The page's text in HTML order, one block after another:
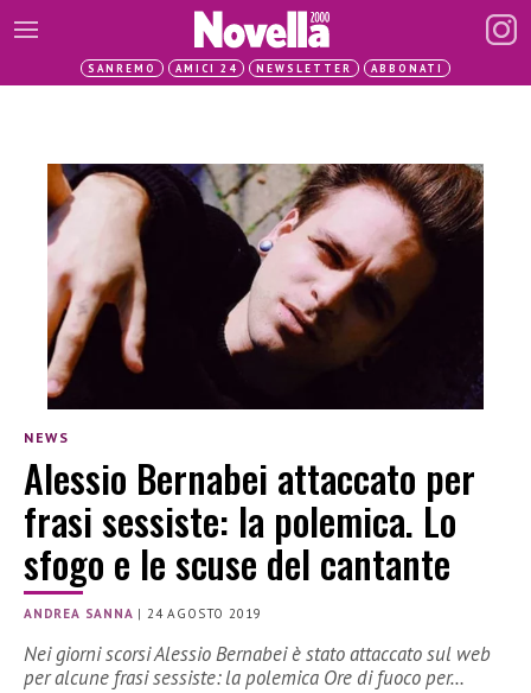
SANREMO AMICI 24 NEWSLETTER ABBONATI
NEWS
Alessio Bernabei attaccato per
frasi sessiste: la polemica. Lo
sfogo e le scuse del cantante
ANDREA SANNA |24 AGOSTO 2019
Nei giorni scorsi Alessio Bernabei è stato attaccato sul web
per alcune frasi sessiste: la polemica Ore di fuoco per…